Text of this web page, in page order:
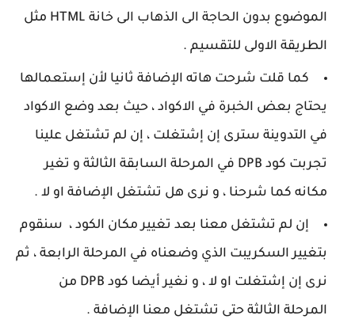
الموضوع بدون الحاجة الى الذهاب الى خانة HTML مثل
الطريقة الاولى للتقسيم .
كما قلت شرحت هاته الإضافة ثانيا لأن إستعمالها
يحتاج بعض الخبرة في الاكواد ، حيث بعد وضع الاكواد
في التدوينة سترى إن إشتغلت ، إن لم تشتغل علينا
تجربت كود DPB في المرحلة السابقة الثالثة و تغير
مكانه كما شرحنا ، و نرى هل تشتغل الإضافة او لا .
إن لم تشتغل معنا بعد تغيير مكان الكود ، سنقوم
بتغيير السكريبت الذي وضعناه في المرحلة الرابعة ، ثم
نرى إن إشتغلت او لا ، و نغير أيضا كود DPB من
المرحلة الثالثة حتى تشتغل معنا الإضافة .